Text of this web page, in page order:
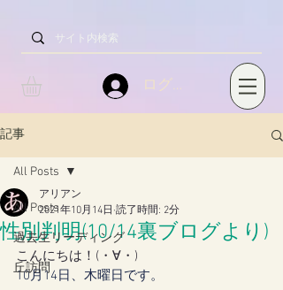
ログイン
記事
All Posts
過去生リーディング
丘訪問
All Posts
性別判明(10/14裏ブログより)
アリアン
2021年10月14日 読了時間: 2分
こんにちは！(・∀・)
10月14日、木曜日です。